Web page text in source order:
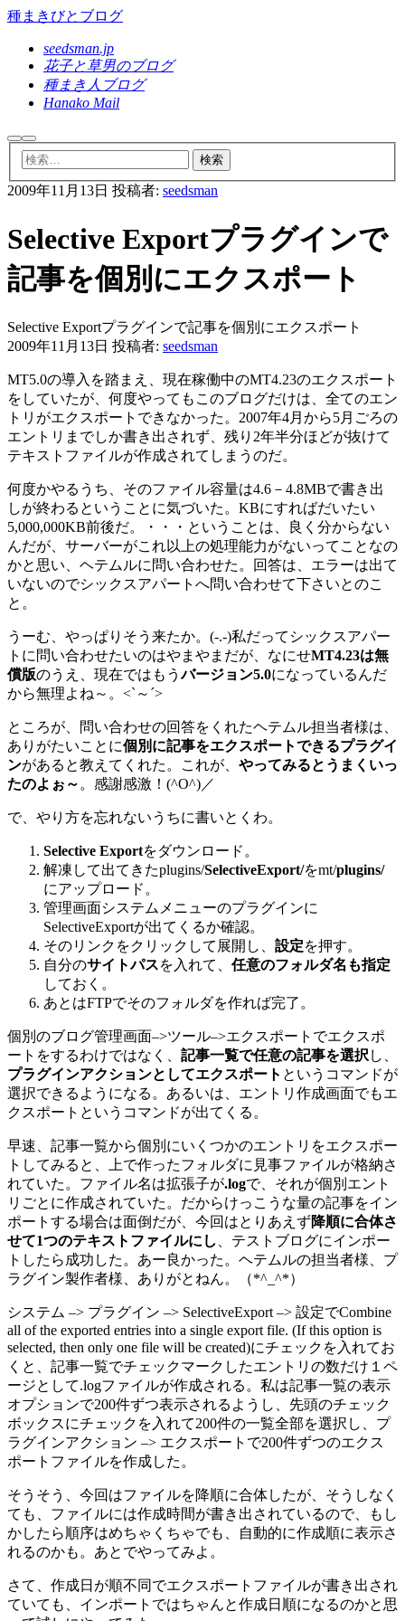
種まきびとブログ
seedsman.jp
花子と草男のブログ
種まき人ブログ
Hanako Mail
検 メ
イ
ン
メ
ュ
ー
2009年11月13日 投稿者: seedsman
Selective Exportプラグインで
記事を個別にエクスポート
Selective Exportプラグインで記事を個別にエクスポート
2009年11月13日 投稿者: seedsman
MT5.0の導入を踏まえ、現在稼働中のMT4.23のエクスポート
をしていたが、何度やってもこのブログだけは、全てのエン
トリがエクスポートできなかった。2007年4月から5月ごろの
エントリまでしか書き出されず、残り2年半分ほどが抜けて
テキストファイルが作成されてしまうのだ。
何度かやるうち、そのファイル容量は4.6－4.8MBで書き出
しが終わるということに気づいた。KBにすればだいたい
5,000,000KB前後だ。・・・ということは、良く分からない
んだが、サーバーがこれ以上の処理能力がないってことなの
かと思い、ヘテムルに問い合わせた。回答は、エラーは出て
いないのでシックスアパートへ問い合わせて下さいとのこ
と。
うーむ、やっぱりそう来たか。(-.-)私だってシックスアパー
トに問い合わせたいのはやまやまだが、なにせMT4.23は無
償版のうえ、現在ではもうバージョン5.0になっているんだ
から無理よね～。<`～´>
ところが、問い合わせの回答をくれたヘテムル担当者様は、
ありがたいことに個別に記事をエクスポートできるプラグイ
ンがあると教えてくれた。これが、 やってみるとうまくいっ
たのよぉ～。感謝感激！(^O^)／
で、やり方を忘れないうちに書いとくわ。
Selective Exportをダウンロード。
解凍して出てきたplugins/SelectiveExport/をmt/plugins/
にアップロード。
管理画面システムメニューのプラグインに
SelectiveExportが出てくるか確認。
そのリンクをクリックして展開し、 設定を押す。
自分のサイトパスを入れて、 任意のフォルダ名も指定
しておく。
あとはFTPでそのフォルダを作れば完了。
個別のブログ管理画面–>ツール–>エクスポートでエクスポ
ートをするわけではなく、 記事一覧で任意の記事を選択し、
プラグインアクションとしてエクスポート というコマンドが
選択できるようになる。あるいは、エントリ作成画面でもエ
クスポートというコマンドが出てくる。
早速、記事一覧から個別にいくつかのエントリをエクスポー
トしてみると、上で作ったフォルダに見事ファイルが格納さ
れていた。ファイル名は拡張子が.logで、それが個別エント
リごとに作成されていた。だからけっこうな量の記事をイン
ポートする場合は面倒だが、今回はとりあえず降順に合体さ
せて1つのテキストファイルにし 、テストブログにインポー
トしたら成功した。あー良かった。ヘテムルの担当者様、プ
ラグイン製作者様、ありがとねん。（*^_^*）
システム –> プラグイン –> SelectiveExport –> 設定でCombine
all of the exported entries into a single export file. (If this option is
selected, then only one file will be created)にチェックを入れてお
くと、記事一覧でチェックマークしたエントリの数だけ１ペ
ージとして.logファイルが作成される。私は記事一覧の表示
オプションで200件ずつ表示されるようし、先頭のチェック
ボックスにチェックを入れて200件の一覧全部を選択し、プ
ラグインアクション –> エクスポートで200件ずつのエクス
ポートファイルを作成した。
そうそう、今回はファイルを降順に合体したが、そうしなく
ても、ファイルには作成時間が書き出されているので、もし
かしたら順序はめちゃくちゃでも、自動的に作成順に表示さ
れるのかも。あとでやってみよ。
さて、作成日が順不同でエクスポートファイルが書き出され
ていても、インポートではちゃんと作成日順になるのかと思